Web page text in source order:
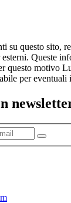
su questo sito,
Queste
questo motivo
per eventuali